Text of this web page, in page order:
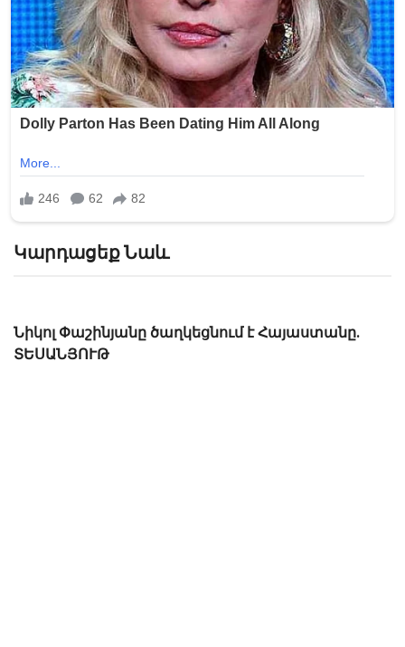
Կարդացեք Նաև
Շարմազանով. էս ի՞նչ արիք. 3 հարց՝ Էդուարդ
Շարմազանովին. ՏԵՍԱՆՅՈՒԹ